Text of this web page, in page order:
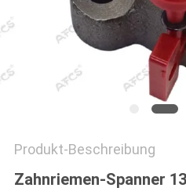
Produkt-Beschreibung
Zahnriemen-Spanner